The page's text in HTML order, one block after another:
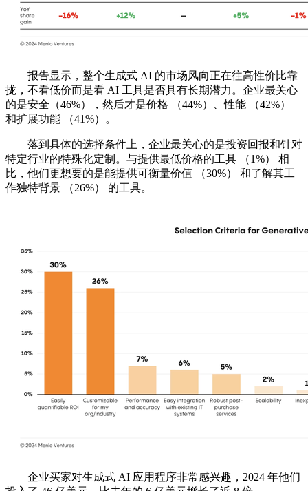
报告显示，整个生成式 AI 的市场风向正在往高性价比靠
拢，不看低价而是看 AI 工具是否具有长期潜力。企业最关心
的是安全（46%），然后才是价格 （44%）、性能 （42%）
和扩展功能 （41%）。
落到具体的选择条件上，企业最关心的是投资回报和针对
特定行业的特殊化定制。与提供最低价格的工具 （1%） 相
比，他们更想要的是能提供可衡量价值 （30%） 和了解其工
作独特背景 （26%） 的工具。
企业买家对生成式 AI 应用程序非常感兴趣，2024 年他们